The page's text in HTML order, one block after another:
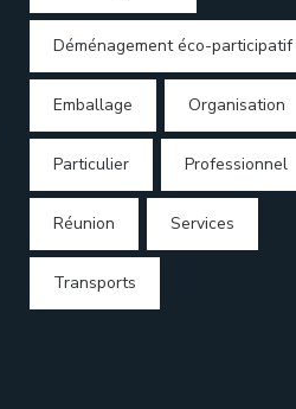
Déménagement éco-participatif
Emballage Organisation
Particulier Professionnel
Réunion Services
Transports